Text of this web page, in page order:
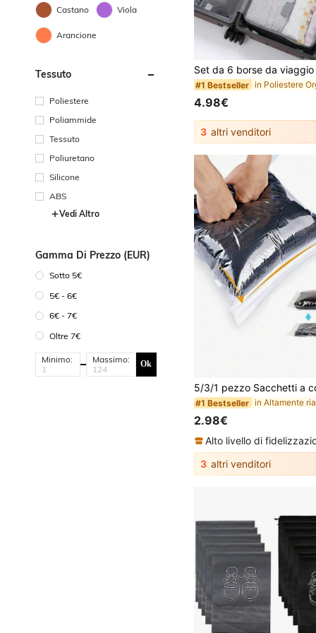
Castano Viola
Arancione
Tessuto
Poliestere
Poliammide
Tessuto
Poliuretano
Silicone
ABS
Vedi Altro
Gamma Di Prezzo (EUR)
Sotto 5€
5€ - 6€
6€ - 7€
Oltre 7€
Minimo: Massimo: Ok
#1 Bestseller
(1000+)
#1 Bestseller
(1000+)
#1 Bestseller
(1000+)
#1 Bestseller
4.98€
3 altri venditori
#1 Bestseller
(1000+)
#1 Bestseller
(1000+)
#1 Bestseller
2.98€
3 altri venditori